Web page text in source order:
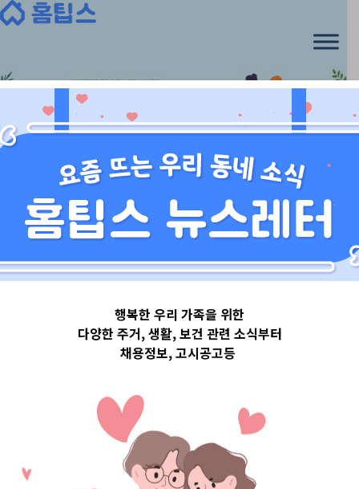
Skip
경상도
경상북도포항시
Top 3 및 주간 소
식 – 20230628
행복한 우리 가족을 위한
다양한 주거, 생활, 보건 관련 소식부터
채용정보, 고시공고등